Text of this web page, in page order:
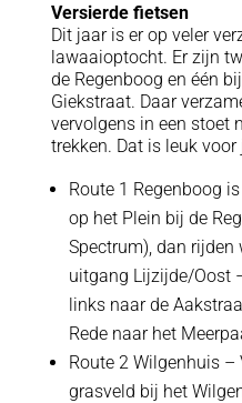
Versierde fietsen
Dit jaar is er op veler
lawaaioptocht. Er zijn
de Regenboog en één
Giekstraat. Daar
vervolgens in een stoet
trekken. Dat is leuk
Route 1 Regenboog
op het Plein bij de
Spectrum), dan rijden
uitgang Lijzijde/Oost
links naar de
Rede naar het
Route 2 Wilgenhuis –
grasveld bij het